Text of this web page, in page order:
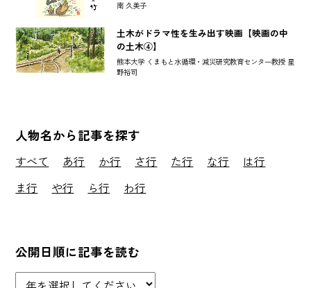
南 久美子
土木がドラマ性を生み出す映画【映画の中
の土木④】
熊本大学 くまもと水循環・減災研究教育センター教授 星
野裕司
人物名から記事を探す
すべて あ行 か行 さ行 た行 な行
は行
ま行
や行 ら行 わ行
公開日順に記事を読む